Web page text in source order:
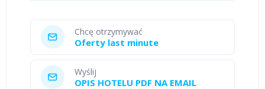
Chcę otrzymywać
Oferty last minute
Wyślij
OPIS HOTELU PDF NA EMAIL